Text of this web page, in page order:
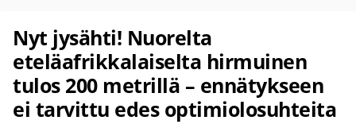
Nyt jysähti! Nuorelta
eteläafrikkalaiselta hirmuinen
tulos 200 metrillä – ennätykseen
ei tarvittu edes optimiolosuhteita